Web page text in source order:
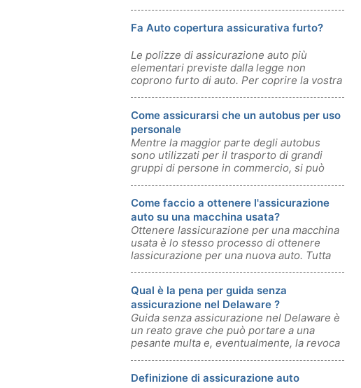
Fa Auto copertura assicurativa furto?
Le polizze di assicurazione auto più
elementari previste dalla legge non
coprono furto di auto. Per coprire la vostra
Come assicurarsi che un autobus per uso
personale
Mentre la maggior parte degli autobus
sono utilizzati per il trasporto di grandi
gruppi di persone in commercio, si può
Come faccio a ottenere l'assicurazione
auto su una macchina usata?
Ottenere lassicurazione per una macchina
usata è lo stesso processo di ottenere
lassicurazione per una nuova auto. Tutta
Qual è la pena per guida senza
assicurazione nel Delaware ?
Guida senza assicurazione nel Delaware è
un reato grave che può portare a una
pesante multa e, eventualmente, la revoca
Definizione di assicurazione auto